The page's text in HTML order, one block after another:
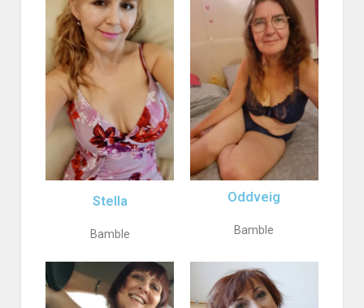
Stella
Bamble
Oddveig
Bamble